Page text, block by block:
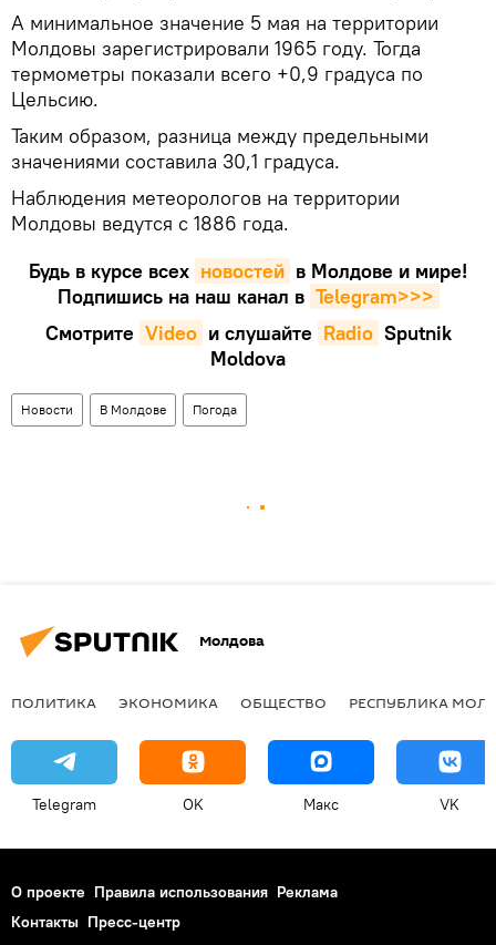
А минимальное значение 5 мая на территории
Молдовы зарегистрировали 1965 году. Тогда
термометры показали всего +0,9 градуса по
Цельсию.
Таким образом, разница между предельными
значениями составила 30,1 градуса.
Наблюдения метеорологов на территории
Молдовы ведутся с 1886 года.
Будь в курсе всех новостей в Молдове и мире!
Подпишись на наш канал в Telegram>>>
Смотрите Video и слушайте Radio Sputnik
Moldova
Новости В Молдове Погода
Молдова
ПОЛИТИКА ЭКОНОМИКА ОБЩЕСТВО РЕСПУБЛИКА
Telegram OK Макс VK
О проекте Правила использования Реклама
Контакты Пресс-центр